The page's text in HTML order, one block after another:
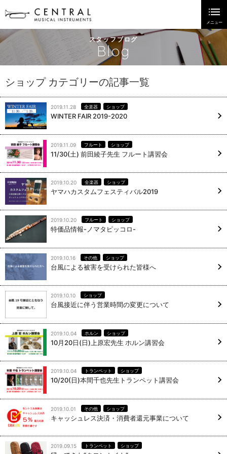
スタッフブログ
Blog
ショップ カテゴリーの記事一覧
2019.11.28 全楽器 ショップ
WINTER FAIR 2019-2020
2019.11.09 フルート ショップ
11/30(土) 前田綾子先生 フルート講習会
2019.10.20 全楽器 ショップ
ヤマハカスタムフェスティバル2019
2019.10.20 フルート ショップ
特価品情報-ノマタピッコロ-
2019.10.16 その他 ショップ
台風による被害を受けられた皆様へ
2019.10.10 ショップ
台風接近に伴う営業時間の変更について
2019.10.04 ホルン ショップ
10月20日(日)上原宏先生 ホルン講習会
2019.10.04 トランペット ショップ
10/20(日)本間千也先生トランペット講習会
2019.10.01 その他 ショップ
キャッシュレス決済・消費者還元事業について
2019.09.15 トランペット ショップ